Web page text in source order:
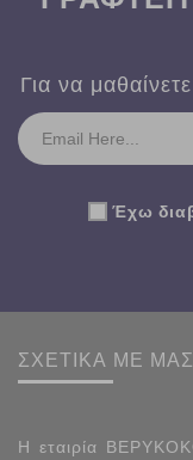
Για να
Έχω
ΣΧΕΤΙΚΑ ΜΕ ΜΑΣ
Η εταιρία